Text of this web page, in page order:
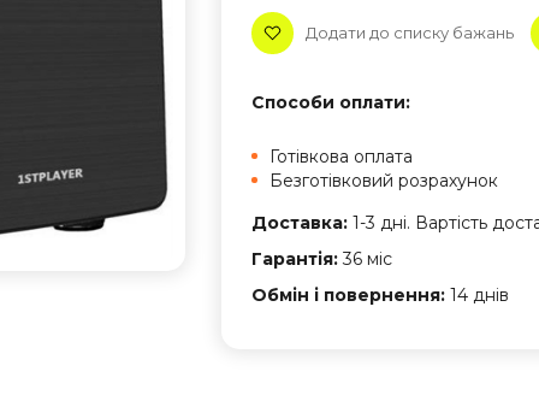
Додати до списку бажань
Способи оплати:
Готівкова оплата
Безготівковий розрахунок
Доставка:1-3 дні. Вартість
Гарантія:36 міс
Обмін і повернення: 14 днів